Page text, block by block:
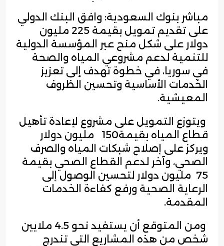
مباشر بنوك السعودية: وافق البنك الدولي
على تقديم تمويل بقيمة 225 مليون
دولار على شكل منح عبر المؤسسة الدولية
للتنمية لدعم مشروعي المياه والصحة
في سوريا، في خطوة تهدف إلى تعزيز
الخدمات الأساسية وتحسين الظروف
المعيشية.
ويتوزع التمويل على مشروع لإعادة تأهيل
قطاع المياه بقيمة150 مليون دولار
ويركز على إصلاح شبكات المياه والصرف
الصحي، وآخر لدعم القطاع الصحي بقيمة
75 مليون دولار لتحسين الوصول إلى
الرعاية الصحية ورفع كفاءة الخدمات
المقدمة.
ومن المتوقع أن يستفيد نحو 4.5 ملايين
شخص من هذه المشاريع التي تندرج